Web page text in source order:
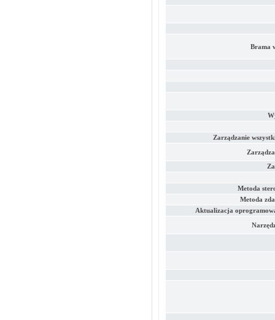
Brama
Zarządzanie
Metoda
Metoda
Aktualizacja